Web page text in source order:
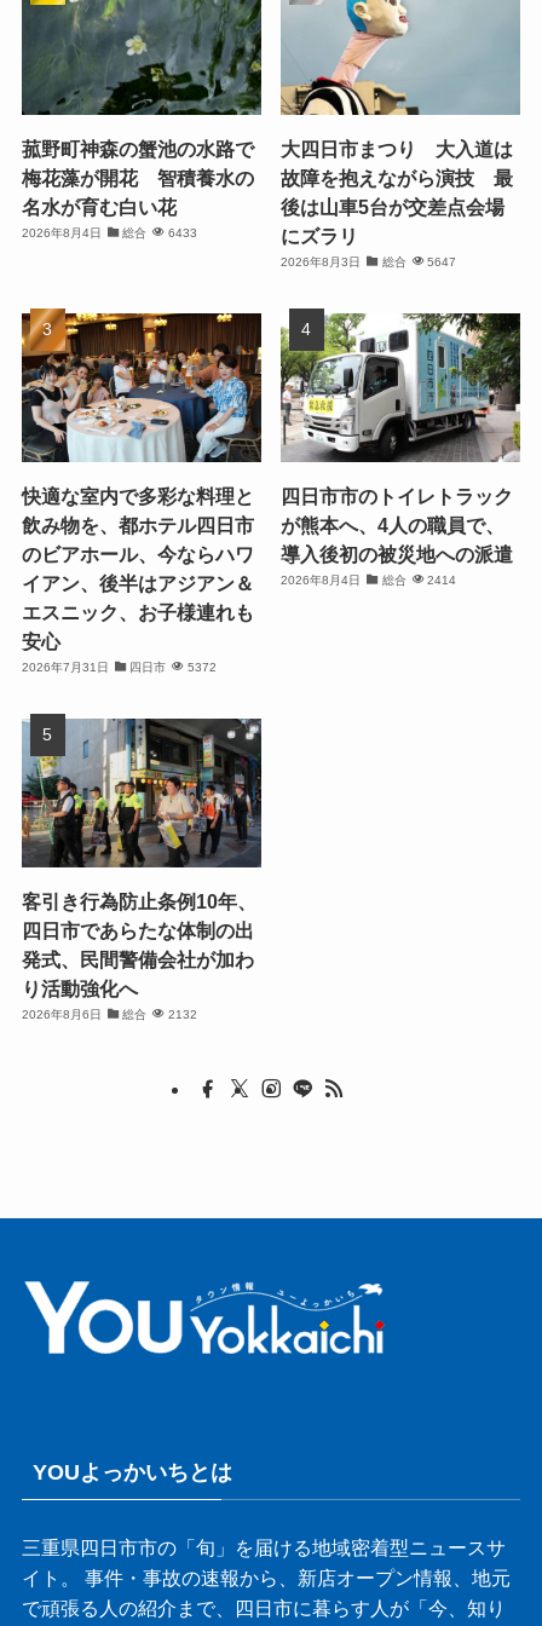
菰野町神森の蟹池の水路で
梅花藻が開花 智積養水の
名水が育む白い花
2026年8月4日 総合 6433
大四日市まつり 大入道は
故障を抱えながら演技 最
後は山車5台が交差点会場
にズラリ
2026年8月3日 総合 5647
快適な室内で多彩な料理と
飲み物を、都ホテル四日市
のビアホール、今ならハワ
イアン、後半はアジアン＆
エスニック、お子様連れも
安心
2026年7月31日 四日市 5372
四日市市のトイレトラック
が熊本へ、4人の職員で、
導入後初の被災地への派遣
2026年8月4日 総合 2414
客引き行為防止条例10年、
四日市であらたな体制の出
発式、民間警備会社が加わ
り活動強化へ
2026年8月6日 総合 2132
YOUよっかいちとは
三重県四日市市の「旬」を届ける地域密着型ニュースサ
イト。 事件・事故の速報から、新店オープン情報、地元
で頑張る人の紹介まで、四日市に暮らす人が「今、知り